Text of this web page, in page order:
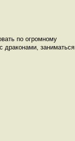
по огромному
драконами, заниматься